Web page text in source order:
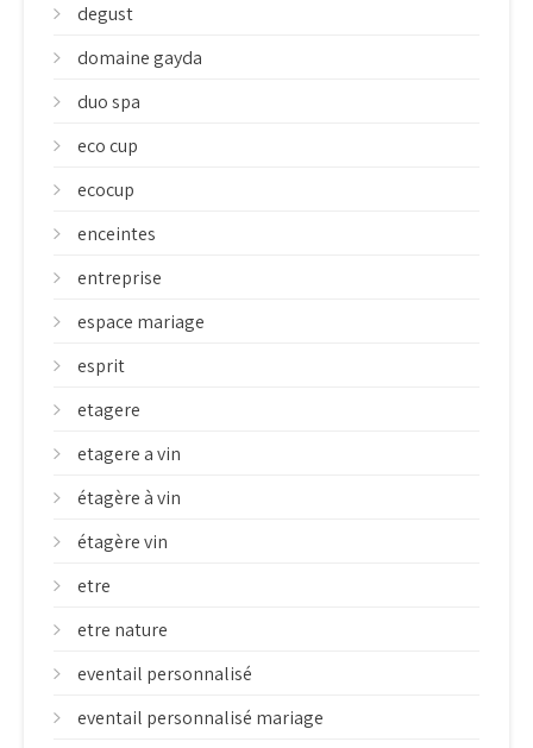
degust
domaine gayda
duo spa
eco cup
ecocup
enceintes
entreprise
espace mariage
esprit
etagere
etagere a vin
étagère à vin
étagère vin
etre
etre nature
eventail personnalisé
eventail personnalisé mariage